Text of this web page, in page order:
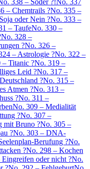
338 – Söder ?!No. 337
– Chemtrails ?No. 335 –
oder Nein ?No. 333 –
– TaufeNo. 330 –
No. 328 –
?No. 326 –
– Astrologie ?No. 322 –
– Titanic ?No. 319 –
Leid ?No. 317 –
?No. 315 –
Atmen ?No. 313 –
?No. 311 –
No. 309 – Medialität
?No. 307 –
mit Bruno ?No. 305 –
?No. 303 – DNA-
Berufung ?No.
?No. 298 – Kochen
oder nicht ?No.